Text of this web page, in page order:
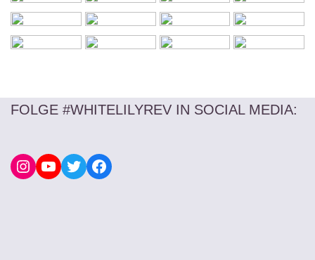
FOLGE #WHITELILYREV IN SOCIAL MEDIA: